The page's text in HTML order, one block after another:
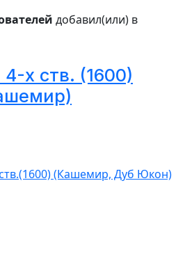
добавил(или) в
х ств. (1600)